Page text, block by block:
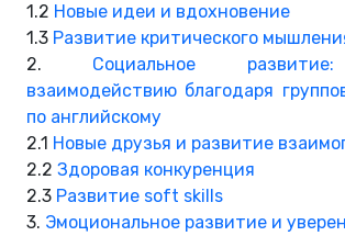
1.2 Новые идеи и вдохновение
1.3 Развитие критического
2. Социальное
взаимодействию благодаря
по английскому
2.1 Новые друзья и развитие
2.2 Здоровая конкуренция
2.3 Развитие soft skills
3. Эмоциональное развитие и